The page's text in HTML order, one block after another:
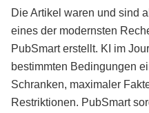
Die Artikel waren und sind
eines der modernsten
PubSmart erstellt. KI im
bestimmten Bedingungen
Schranken, maximaler
Restriktionen. PubSmart